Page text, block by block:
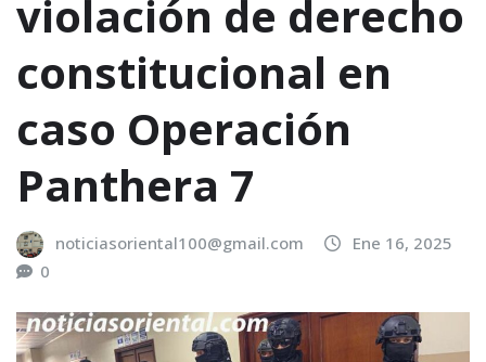
violación de derecho
constitucional en
caso Operación
Panthera 7
noticiasoriental100@gmail.com
Ene 16, 2025
0